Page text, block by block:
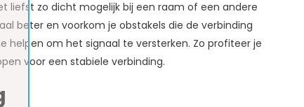
liefst zo dicht mogelijk bij een raam of een andere
beter en voorkom je obstakels die de verbinding
helpen om het signaal te versterken. Zo profiteer je
voor een stabiele verbinding.